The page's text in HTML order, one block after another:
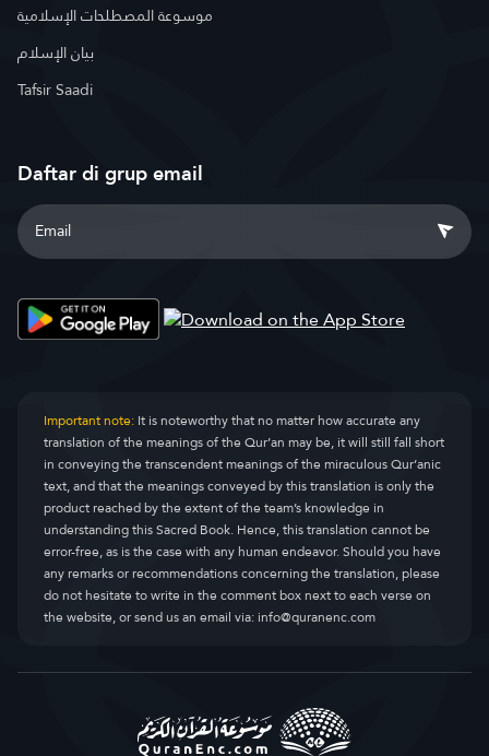
موسوعة المصطلحات الإسلامية
بيان الإسلام
Tafsir Saadi
Daftar di grup email
Important note:It is noteworthy that no matter how accurate any
translation of the meanings of the Qur’an may be, it will still fall short
in conveying the transcendent meanings of the miraculous Qur’anic
text, and that the meanings conveyed by this translation is only the
product reached by the extent of the team’s knowledge in
understanding this Sacred Book. Hence, this translation cannot be
error-free, as is the case with any human endeavor. Should you have
any remarks or recommendations concerning the translation, please
do not hesitate to write in the comment box next to each verse on
the website, or send us an email via:info@quranenc.com